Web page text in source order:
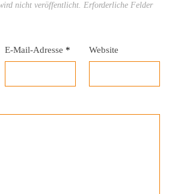
nicht veröffentlicht. Erforderliche Felder
E-Mail-Adresse * Website